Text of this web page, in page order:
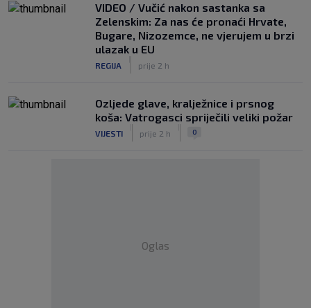
VIDEO / Vučić nakon sastanka sa
Zelenskim: Za nas će pronaći Hrvate,
Bugare, Nizozemce, ne vjerujem u brzi
ulazak u EU
REGIJA prije 2 h
Ozljede glave, kralježnice i prsnog
koša: Vatrogasci spriječili veliki požar
VIJESTI prije 2 h 0
Oglas